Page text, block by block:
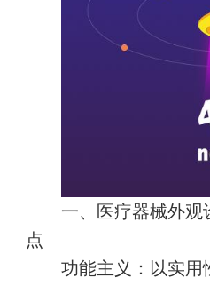
一、医疗器械外观
点
功能主义：以实用